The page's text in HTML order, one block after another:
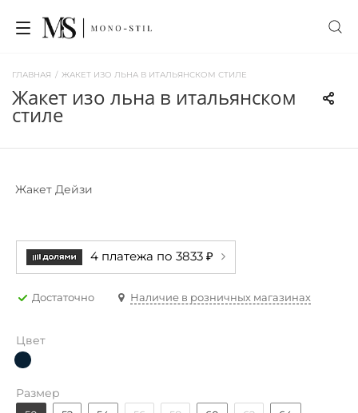
ГЛАВНАЯ / ЖАКЕТ ИЗО ЛЬНА В ИТАЛЬЯНСКОМ СТИЛЕ
жакет изо льна в итальянском
стиле
Жакет Дейзи
4 платежа по 3833 ₽
Достаточно Наличие в розничных магазинах
Цвет
Размер